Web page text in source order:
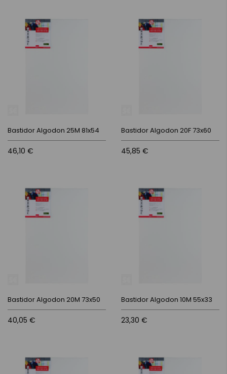
Bastidor Algodon 25M 81x54
46,10 €
Bastidor Algodon 20F 73x60
45,85 €
Bastidor Algodon 20M 73x50
40,05 €
Bastidor Algodon 10M 55x33
23,30 €